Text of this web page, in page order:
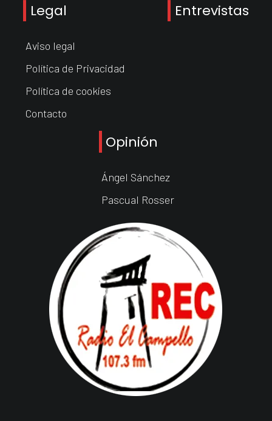
Legal
Aviso legal
Política de Privacidad
Política de cookies
Contacto
Entrevistas
Opinión
Ángel Sánchez
Pascual Rosser